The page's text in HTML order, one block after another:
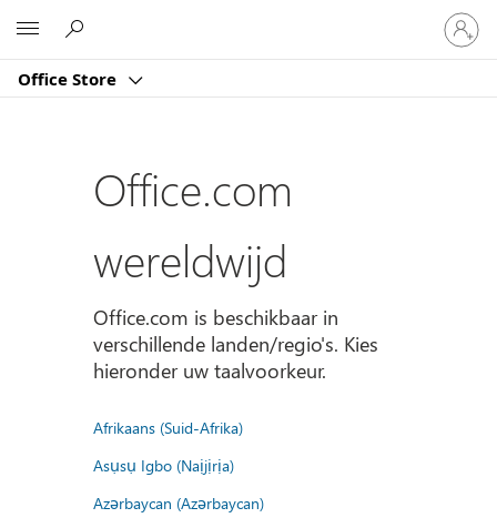
Office Store
Meld
je
aan
je
Office.com
wereldwijd
Office.com is beschikbaar in
verschillende landen/regio's. Kies
hieronder uw taalvoorkeur.
Afrikaans (Suid-Afrika)
Asụsụ Igbo (Naịjịrịa)
Azərbaycan (Azərbaycan)